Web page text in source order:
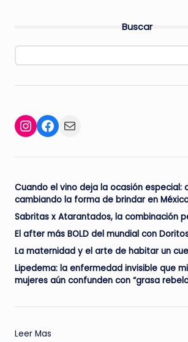
entradas
Buscar
Instagram
Facebook
Mail
Cuando el vino deja la ocasión especial:
cambiando la forma de brindar en
Sabritas x Atarantados, la combinación
El after más BOLD del mundial con
La maternidad y el arte de habitar un
Lipedema: la enfermedad invisible que
mujeres aún confunden con “grasa
Leer Mas